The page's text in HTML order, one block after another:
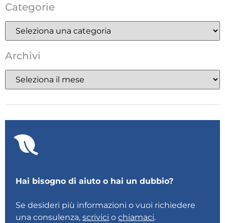
Categorie
Archivi
Hai bisogno di aiuto o hai un dubbio?
Se desideri più informazioni o vuoi richiedere
una consulenza,scrivici ochiamaci.